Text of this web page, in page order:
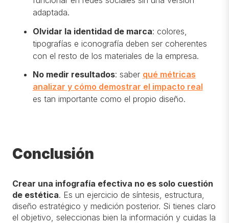
adaptada.
Olvidar la identidad de marca: colores,
tipografías e iconografía deben ser coherentes
con el resto de los materiales de la empresa.
No medir resultados: saber qué métricas
analizar y cómo demostrar el impacto real
es tan importante como el propio diseño.
Conclusión
Crear una infografía efectiva no es solo cuestión
de estética. Es un ejercicio de síntesis, estructura,
diseño estratégico y medición posterior. Si tienes claro
el objetivo, seleccionas bien la información y cuidas la